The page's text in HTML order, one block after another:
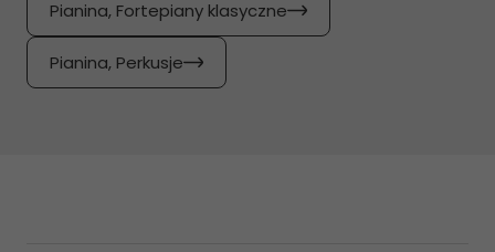
Pianina, Fortepiany klasyczne
Pianina, Perkusje